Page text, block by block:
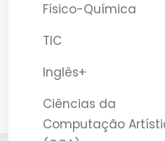
Físico-Química
TIC
Inglês+
Ciências da
Computação